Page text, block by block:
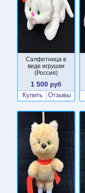
Салфетница в
виде игрушки
(Россия)
1 500 руб
Купить
Отзывы